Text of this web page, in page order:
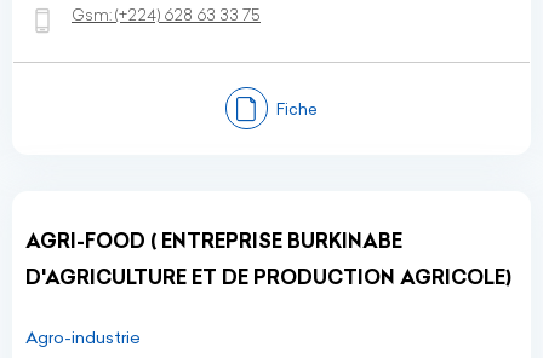
Gsm:(+224) 628 63 33 75
Fiche
AGRI-FOOD ( ENTREPRISE BURKINABE
D'AGRICULTURE ET DE PRODUCTION AGRICOLE)
Agro-industrie